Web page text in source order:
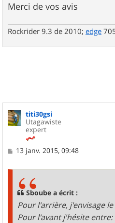
Merci de vos avis
Rockrider 9.3 de 2010; edge
titi30gsi
Utagawiste
expert
M13 janv. 2015, 09:48
Sboube a écrit :
Pour l'arrière, j'envisage le
Pour l'avant j'hésite entre: